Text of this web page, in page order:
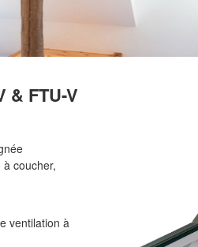
& FTU-V
coucher,
ventilation à